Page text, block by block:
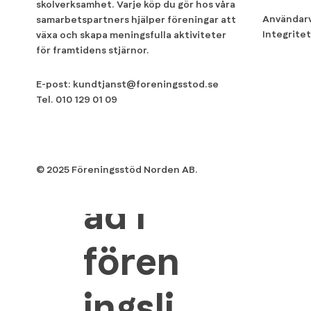
skilln
ad i
fören
skolverksamhet. Varje köp du gör hos våra
samarbetspartners hjälper föreningar att
växa och skapa meningsfulla aktiviteter
för framtidens stjärnor.
E-post: kundtjanst@foreningsstod.se
Tel. 010 129 01 09
© 2025 Föreningsstöd Norden AB.